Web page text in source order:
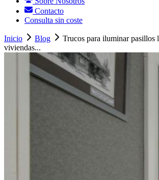
Contacto
Consulta sin coste
Inicio Blog
Trucos para iluminar pasillos
viviendas...